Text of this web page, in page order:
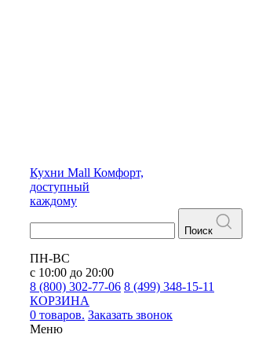
Кухни Mall Комфорт,
доступный
каждому
Поиск
ПН-ВС
с 10:00 до 20:00
8 (800) 302-77-06 8 (499) 348-15-11
КОРЗИНА
0 товаров. Заказать звонок
Меню